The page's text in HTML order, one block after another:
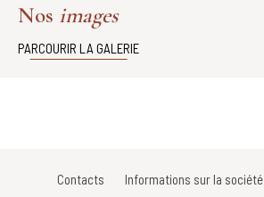
Nos images
PARCOURIR LA GALERIE
Contacts Informations sur la société